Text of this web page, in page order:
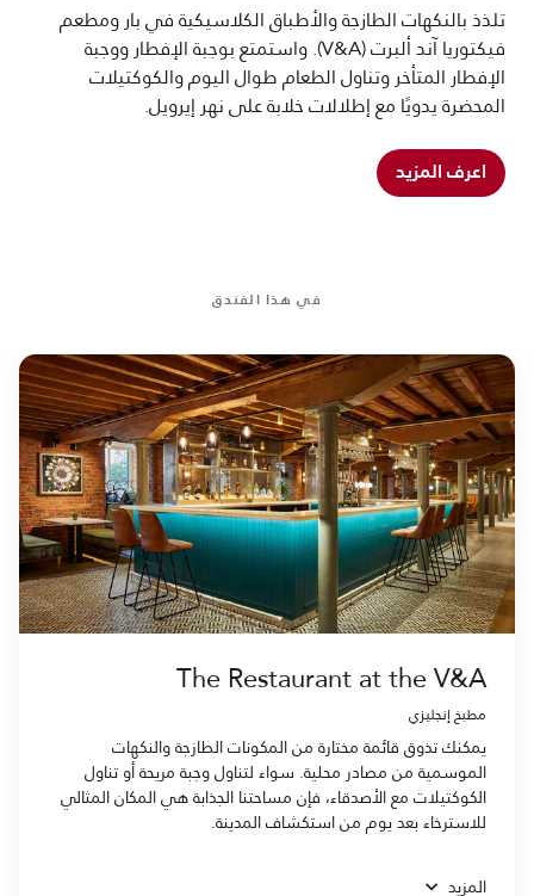
تلذذ بالنكهات الطازجة والأطباق الكلاسيكية في بار ومطعم
فيكتوريا آند ألبرت (V&A). واستمتع بوجبة الإفطار ووجبة
الإفطار المتأخر وتناول الطعام طوال اليوم والكوكتيلات
المحضرة يدويًا مع إطلالات خلابة على نهر إيرويل.
اعرف المزيد
في هذا الفندق
The Restaurant at the V&A
مطبخ إنجليزي
يمكنك تذوق قائمة مختارة من المكونات الطازجة والنكهات
الموسمية من مصادر محلية. سواء لتناول وجبة مريحة أو تناول
الكوكتيلات مع الأصدقاء، فإن مساحتنا الجذابة هي المكان المثالي
للاسترخاء بعد يوم من استكشاف المدينة.
المزيد